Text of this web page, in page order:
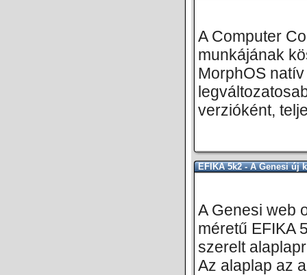
A Computer
munkájának
MorphOS
verzióként,
EFIKA 5k2 - A Genesi új
A Genesi web
méretű EFIKA
szerelt
Az alaplap az